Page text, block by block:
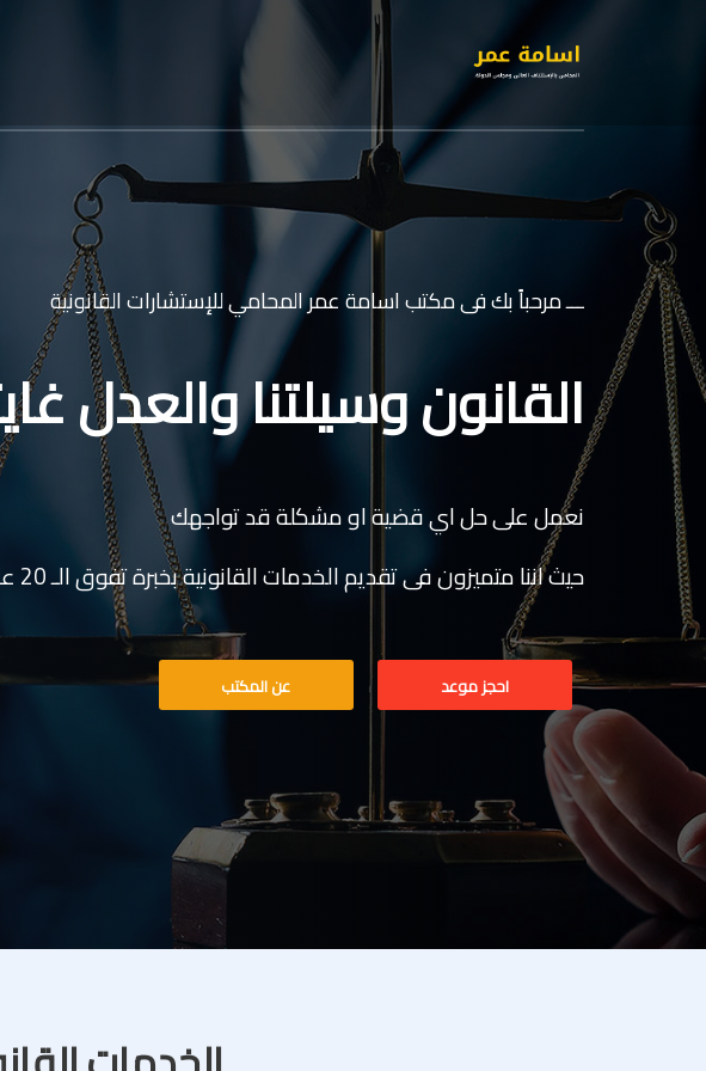
ـــ مرحباً بك فى مكتب اسامة عمر المحامي للإستشارات القانونية
القانون وسيلتنا والعدل
نعمل على حل اي قضية او مشكلة قد تواجهك
حيث اننا متميزون فى تقديم الخدمات القانونية بخبرة تفوق الـ 20 عاماً
احجز موعد عن المكتب